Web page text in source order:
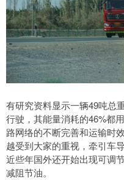
有研究资料显示一辆49吨总
行驶，其能量消耗的46%都
路网络的不断完善和运输时
越受到大家的重视，牵引车
近些年国外还开始出现可调
减阻节油。